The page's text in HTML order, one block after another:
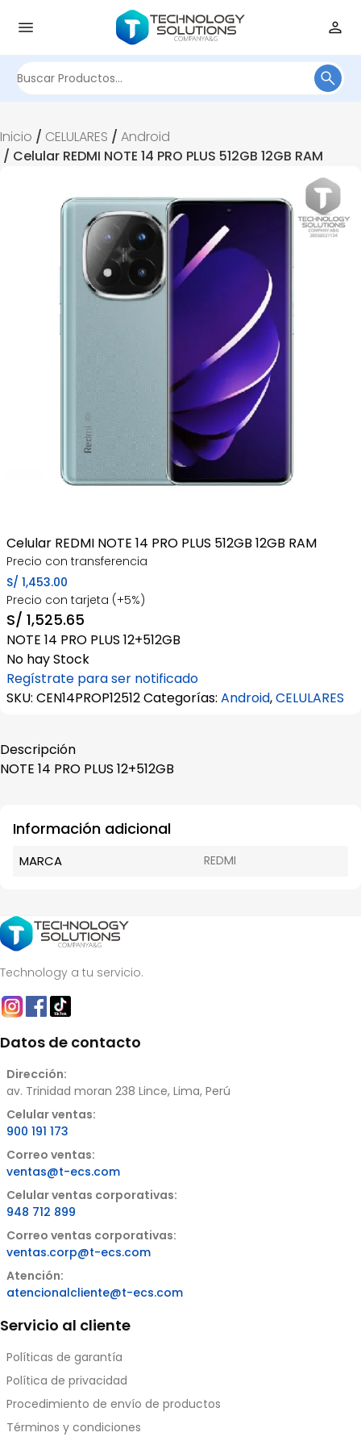
Inicio / CELULARES / Android
/ Celular REDMI NOTE 14 PRO PLUS 512GB 12GB RAM
Celular REDMI NOTE 14 PRO PLUS 512GB 12GB RAM
Precio con transferencia
S/ 1,453.00
Precio con tarjeta (+5%)
S/ 1,525.65
NOTE 14 PRO PLUS 12+512GB
No hay Stock
Regístrate para ser notificado
SKU: CEN14PROP12512Categorías: Android,CELULARES
Descripción
NOTE 14 PRO PLUS 12+512GB
Información adicional
MARCA REDMI
Technology a tu servicio.
Datos de contacto
Dirección:
av. Trinidad moran 238 Lince, Lima, Perú
Celular ventas:
900 191 173
Correo ventas:
ventas@t-ecs.com
Celular ventas corporativas:
948 712 899
Correo ventas corporativas:
ventas.corp@t-ecs.com
Atención:
atencionalcliente@t-ecs.com
Servicio al cliente
Políticas de garantía
Política de privacidad
Procedimiento de envío de productos
Términos y condiciones